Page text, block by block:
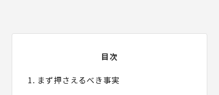
目次
1. まず押さえるべき事実